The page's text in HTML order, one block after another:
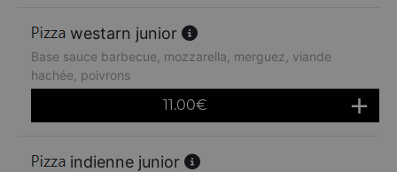
westarn junior
Base sauce barbecue, mozzarella, merguez, viande
hachée, poivrons
11.00€
indienne junior